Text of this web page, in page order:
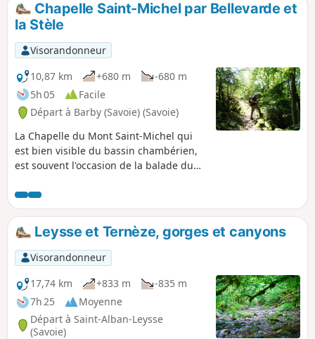
p
Chapelle Saint-Michel par Bellevarde et
la Stèle
Visorandonneur
10,87 km
+680 m
-680 m
5h 05
Facile
Départ à Barby (Savoie) (Savoie)
La Chapelle du Mont Saint-Michel qui
est bien visible du bassin chambérien,
est souvent l'occasion de la balade du
Montmerlet au dessus de Curienne, il
n'y a guère qu'une centaine de mètres
de dénivelé. Balisage très correct.
Leysse et Ternèze, gorges et canyons
Visorandonneur
17,74 km
+833 m
-835 m
7h 25
Moyenne
Départ à Saint-Alban-Leysse
(Savoie)